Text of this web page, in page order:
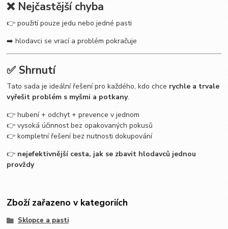
❌ Nejčastější chyba
👉 použití pouze jedu nebo jedné pasti
➡️ hlodavci se vrací a problém pokračuje
✅ Shrnutí
Tato sada je ideální řešení pro každého, kdo chce rychle a trvale
vyřešit problém s myšmi a potkany.
👉 hubení + odchyt + prevence v jednom
👉 vysoká účinnost bez opakovaných pokusů
👉 kompletní řešení bez nutnosti dokupování
👉 nejefektivnější cesta, jak se zbavit hlodavců jednou
provždy
Zboží zařazeno v kategoriích
Sklopce a pasti